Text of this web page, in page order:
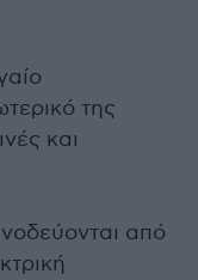
της
και
από